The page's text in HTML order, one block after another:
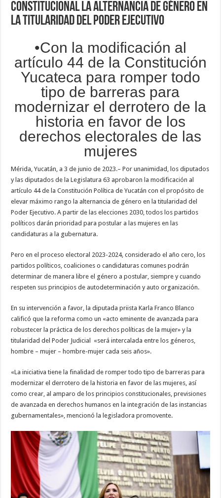
constitucional la alternancia de género en
la titularidad del Poder Ejecutivo
•Con la modificación al
artículo 44 de la Constitución
Yucateca para romper todo
tipo de barreras para
modernizar el derrotero de la
historia en favor de los
derechos electorales de las
mujeres
Mérida, Yucatán, a 3 de junio de 2023.– Por unanimidad, los diputados
y las diputados de la Legislatura 63 aprobaron la modificación al
artículo 44 de la Constitución Política de Yucatán con el propósito de
elevar máximo rango la alternancia de género en la titularidad del
Poder Ejecutivo. A partir de las elecciones 2030, todos los partidos
políticos darán prioridad para postular a las mujeres en las
candidaturas a la gubernatura.
Pero en el proceso electoral 2023-2024, considerado el año cero, los
partidos políticos, coaliciones o candidaturas comunes podrán
determinar de manera libre el género a postular, siempre y cuando
respeten sus principios de autodeterminación y auto organización.
En su intervención a favor, la diputada priista Karla Franco Blanco
calificó que la reforma como un «acto eminente de avanzada para
robustecer la práctica de los derechos políticas de la mujer» y la
titularidad del Poder Judicial «será intercalada entre los géneros,
hombre – mujer – hombre-mujer cada seis años».
«La iniciativa tiene la finalidad de romper todo tipo de barreras para
modernizar el derrotero de la historia en favor de las mujeres, así
como crear, al amparo de los principios constitucionales, previsiones
de avanzada en derechos humanos en la integración de las instancias
gubernamentales», mencionó la legisladora promovente.